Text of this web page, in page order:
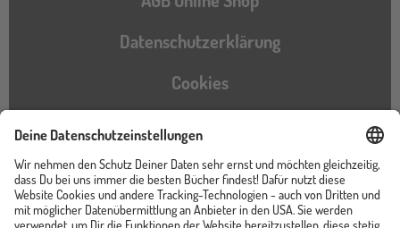
Datenschutzerklärung
Cookies
Barrierefreiheitserklärung
Instagram
TikTokPinterestYouTubeFacebook